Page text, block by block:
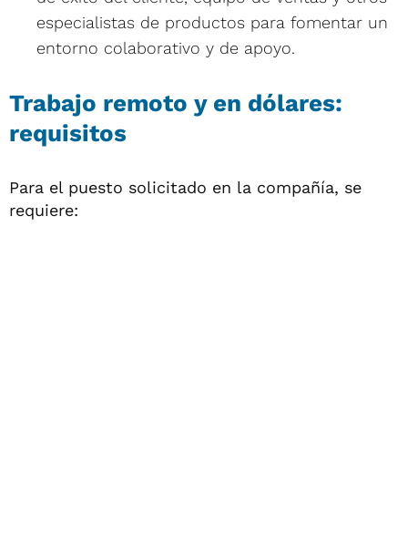
especialistas de productos para fomentar un
entorno colaborativo y de apoyo.
Trabajo remoto y en dólares:
requisitos
Para el puesto solicitado en la compañía, se
requiere: